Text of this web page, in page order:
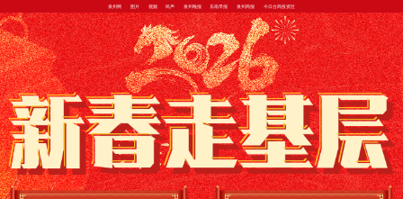
泉州网 图片 视频 民声 泉州晚报 东南早报 泉州商报 今日台商投资区